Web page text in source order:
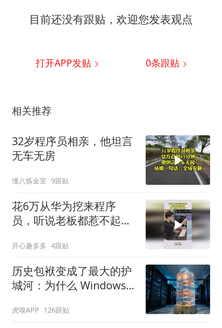
目前还没有跟贴，欢迎您发表观点
打开APP发贴 0条跟贴
相关推荐
32岁程序员相亲，他坦言
无车无房
懂八炼金室 9跟贴
花6万从华为挖来程序
员，听说老板都惹不起，
开心趣多多 4跟贴
历史包袱变成了最大的护
城河：为什么 Windows
虎嗅APP 126跟贴